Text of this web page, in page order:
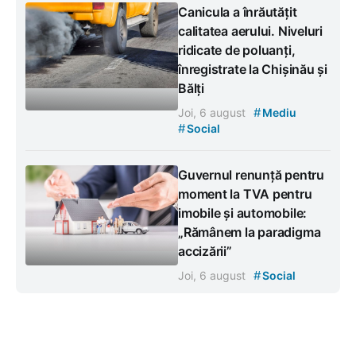
Canicula a înrăutățit
calitatea aerului. Niveluri
ridicate de poluanți,
înregistrate la Chișinău și
Bălți
Joi, 6 august #Mediu
#Social
Guvernul renunță pentru
moment la TVA pentru
imobile și automobile:
„Rămânem la paradigma
accizării”
Joi, 6 august #Social